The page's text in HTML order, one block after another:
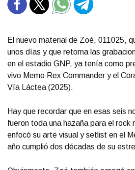
El nuevo material de Zoé, 011025,
unos días y que retoma las
en el estadio GNP, ya tenía como
vivo Memo Rex Commander y el
Vía Láctea (2025).
Hay que recordar que en esas seis
fueron toda una hazaña para el rock
enfocó su arte visual y setlist en el
año cumplió dos décadas de su